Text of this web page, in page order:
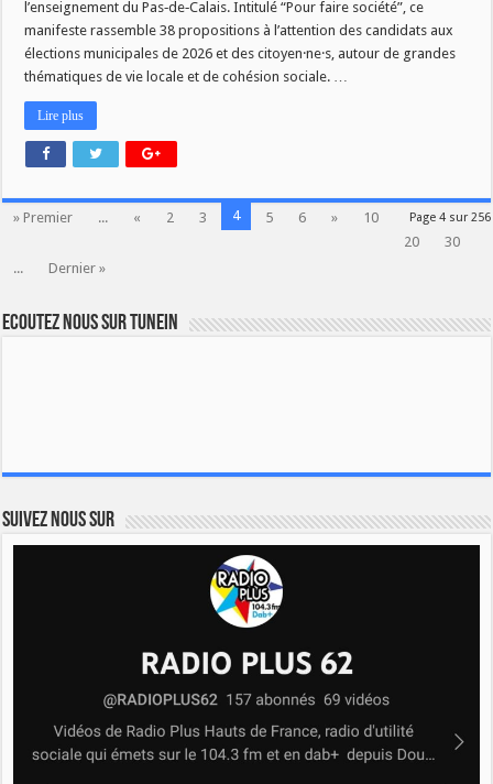
l’enseignement du Pas‑de‑Calais. Intitulé “Pour faire société”, ce
manifeste rassemble 38 propositions à l’attention des candidats aux
élections municipales de 2026 et des citoyen·ne·s, autour de grandes
thématiques de vie locale et de cohésion sociale. …
Lire plus
Page 4 sur 256
» Premier ... « 2 3 4 5 6 »
10
20
30
...
Dernier »
Ecoutez nous sur TuneIn
Suivez nous sur